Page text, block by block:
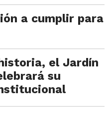
a cumplir para
el Jardín
su